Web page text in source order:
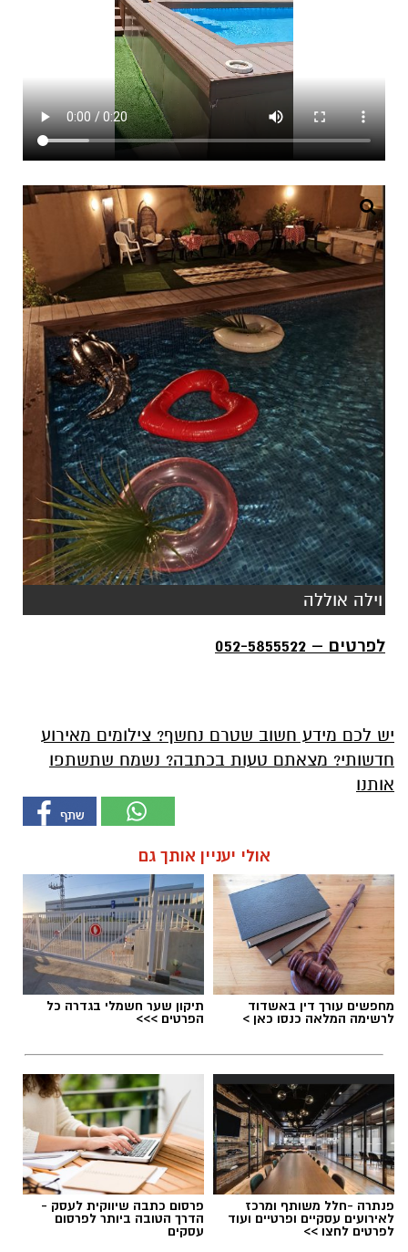
וילה אוללה
לפרטים – 052-5855522
יש לכם מידע חשוב שטרם נחשף? צילומים מאירוע
חדשותי? מצאתם טעות בכתבה? נשמח שתשתפו
אותנו
אולי יעניין אותך גם
מחפשים עורך דין באשדוד
לרשימה המלאה כנסו כאן >
תיקון שער חשמלי בגדרה כל
הפרטים >>>
פנתרה -חלל משותף ומרכז
לאירועים עסקיים ופרטיים ועוד
לפרטים לחצו >>
פרסום כתבה שיווקית לעסק -
הדרך הטובה ביותר לפרסום
עסקים